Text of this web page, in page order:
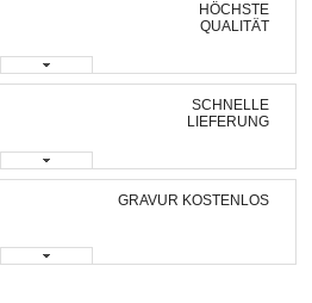
HÖCHSTE
QUALITÄT
SCHNELLE
LIEFERUNG
GRAVUR KOSTENLOS